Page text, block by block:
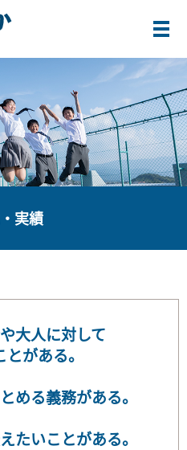
メ
実績
大人に対して
がある。
める義務がある。
たいことがある。